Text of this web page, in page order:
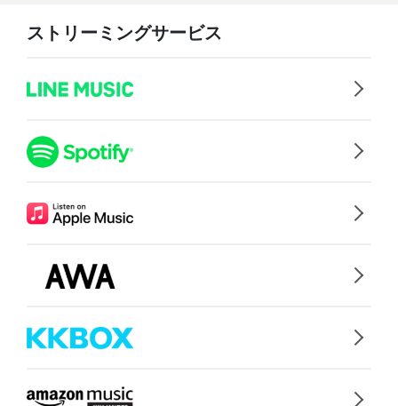
ストリーミングサービス